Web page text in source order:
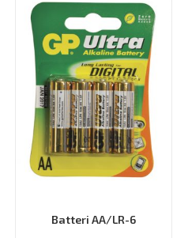
Batteri AA/LR-6